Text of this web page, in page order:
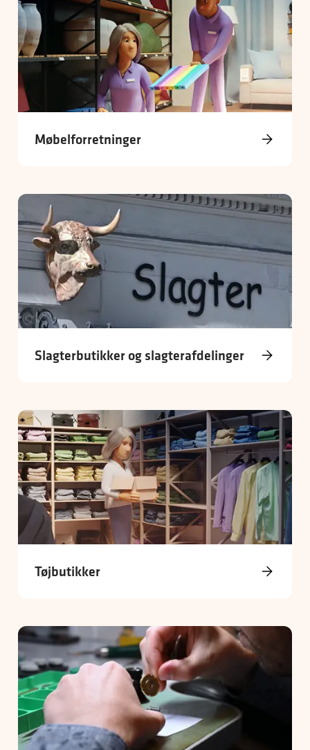
Møbelforretninger
Slagterbutikker og slagterafdelinger
Tøjbutikker